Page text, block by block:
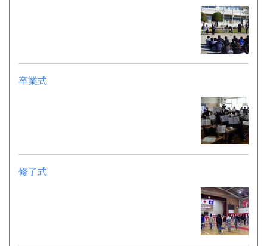
卒業式
修了式